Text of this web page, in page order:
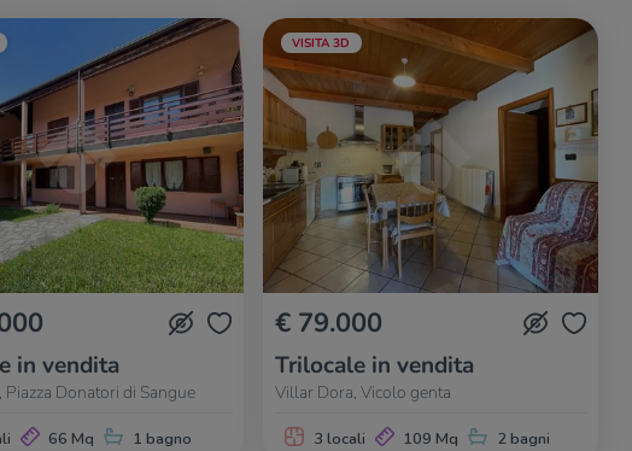
in vendita
Donatori di Sangue
66 Mq 1 bagno
VISITA 3D
€ 79.000
Trilocale in vendita
Villar Dora, Vicolo genta
3 locali 109 Mq 2 bagni